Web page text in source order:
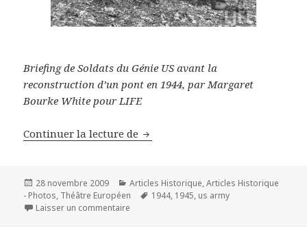
Briefing de Soldats du Génie US avant la
reconstruction d’un pont en 1944, par Margaret
Bourke White pour LIFE
Continuer la lecture de Reportage photos – Us Army
Publié
le
28 novembre 2009 Catégories
Articles Historique,Articles Historique
- Photos, Théâtre Européen
Mots-
1944, 1945, us army
Laisser un commentaire